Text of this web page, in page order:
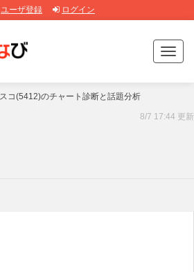
ユーザ登録 ログイン
T
o
g
e
コ(5412)のチャート診断と話題分析
8/7 17:44 更新